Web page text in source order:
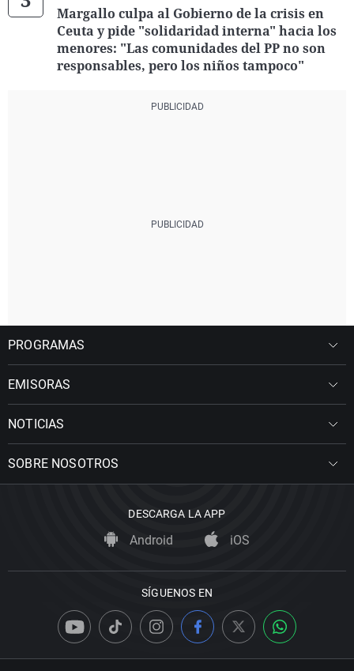
Margallo culpa al Gobierno de la crisis en
Ceuta y pide "solidaridad interna" hacia los
menores: "Las comunidades del PP no son
responsables, pero los niños tampoco"
PROGRAMAS
EMISORAS
NOTICIAS
SOBRE NOSOTROS
DESCARGA LA APP
Android iOS
SÍGUENOS EN